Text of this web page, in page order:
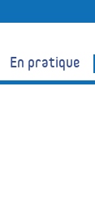
En pratique